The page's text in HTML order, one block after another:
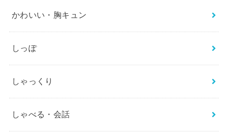
かわいい・胸キュン
しっぽ
しゃっくり
しゃべる・会話